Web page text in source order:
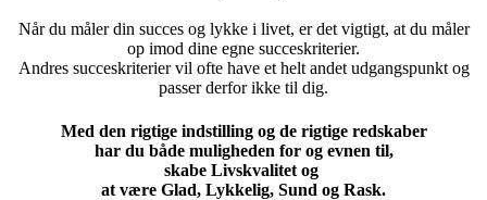
Når du måler din succes og lykke i livet, er det vigtigt, at du måler
op imod dine egne succeskriterier.
Andres succeskriterier vil ofte have et helt andet udgangspunkt og
passer derfor ikke til dig.
Med den rigtige indstilling og de rigtige redskaber
har du både muligheden for og evnen til,
skabe Livskvalitet og
at være Glad, Lykkelig, Sund og Rask.